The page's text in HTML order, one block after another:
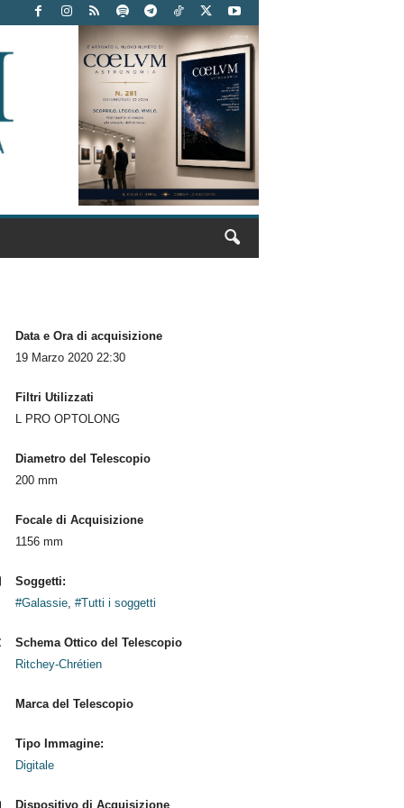
Data e Ora di acquisizione
19 Marzo 2020 22:30
Filtri Utilizzati
L PRO OPTOLONG
Diametro del Telescopio
200 mm
Focale di Acquisizione
1156 mm
Soggetti:
#Galassie, #Tutti i soggetti
Schema Ottico del Telescopio
Ritchey-Chrétien
Marca del Telescopio
Tipo Immagine:
Digitale
Dispositivo di Acquisizione